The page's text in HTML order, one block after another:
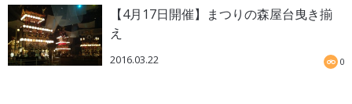
【4月17日開催】まつりの森屋台曳き揃
え
2016.03.22 0